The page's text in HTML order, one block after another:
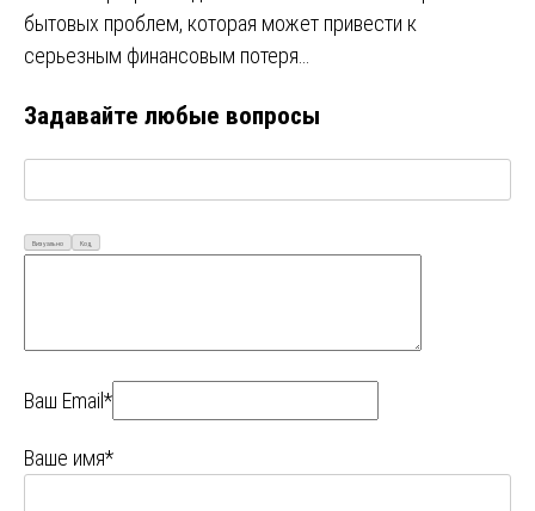
бытовых проблем, которая может привести к
серьезным финансовым потеря…
Задавайте любые вопросы
Визуально Код
Ваш Email*
Ваше имя*